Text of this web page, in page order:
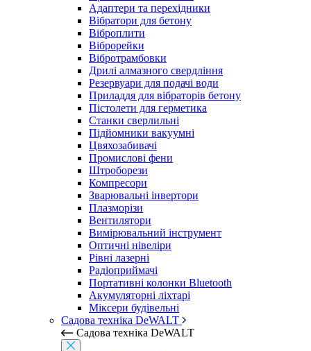
Адаптери та перехідники
Вібратори для бетону
Віброплити
Віброрейки
Вібротрамбовки
Дрилі алмазного свердління
Резервуари для подачі води
Приладдя для вібраторів бетону
Пістолети для герметика
Станки сверлильні
Підйомники вакуумні
Цвяхозабивачі
Промислові фени
Штроборези
Компресори
Зварювальні інвертори
Плазморізи
Вентилятори
Вимірювальний інструмент
Оптичні нівеліри
Рівні лазерні
Радіоприймачі
Портативні колонки Bluetooth
Акумуляторні ліхтарі
Міксери будівельні
Садова техніка DeWALT
Садова техніка DeWALT